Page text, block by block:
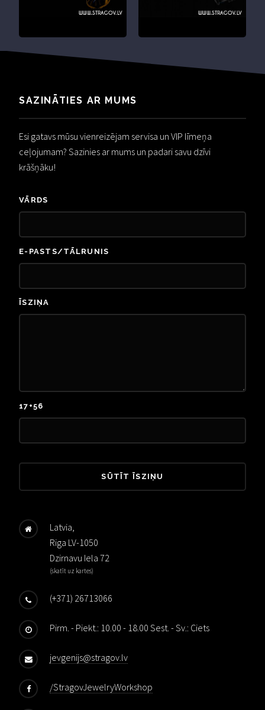
SAZINĀTIES AR MUMS
Esi gatavs mūsu vienreizējam servisa un VIP līmeņa
ceļojumam? Sazinies ar mums un padari savu dzīvi
krāšņāku!
VĀRDS
E-PASTS/TĀLRUNIS
ĪSZIŅA
17+56
SŪTĪT ĪSZIŅU
Latvia,
Riga LV-1050
Dzirnavu Iela 72
(skatīt uz kartes)
(+371) 26713066
Pirm. - Piekt.: 10.00 - 18.00 Sest. - Sv.: Ciets
jevgenijs@stragov.lv
/StragovJewelryWorkshop